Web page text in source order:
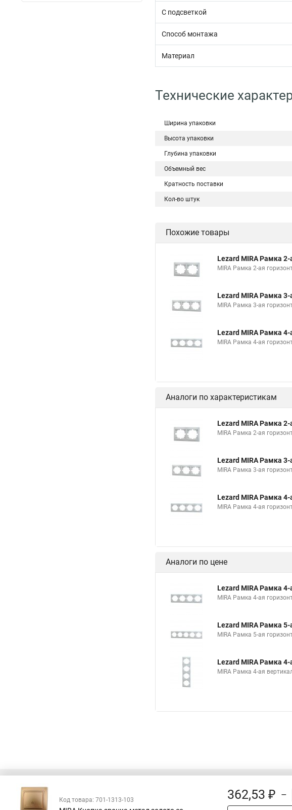
С подсветкой
Способ монтажа
Материал
Технические
Ширина упаковки
Высота упаковки
Глубина упаковки
Объемный вес
Кратность поставки
Кол-во штук
Похожие товары
Lezard MIRA Рамка 2-
MIRA Рамка 2-ая
Lezard MIRA Рамка 3-
MIRA Рамка 3-ая
Lezard MIRA Рамка 4-
MIRA Рамка 4-ая
Аналоги по характеристикам
Lezard MIRA Рамка 2-
MIRA Рамка 2-ая
Lezard MIRA Рамка 3-
MIRA Рамка 3-ая
Lezard MIRA Рамка 4-
MIRA Рамка 4-ая
Аналоги по цене
Lezard MIRA Рамка 4-
MIRA Рамка 4-ая
Lezard MIRA Рамка 5-
MIRA Рамка 5-ая
Lezard MIRA Рамка
MIRA Рамка 4-ая
Код товара: 701-1313-103 362,53 ₽ –